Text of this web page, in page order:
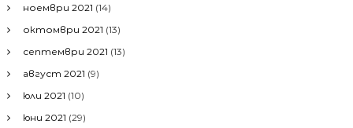
ноември 2021 (14)
октомври 2021 (13)
септември 2021 (13)
август 2021 (9)
юли 2021 (10)
юни 2021 (29)